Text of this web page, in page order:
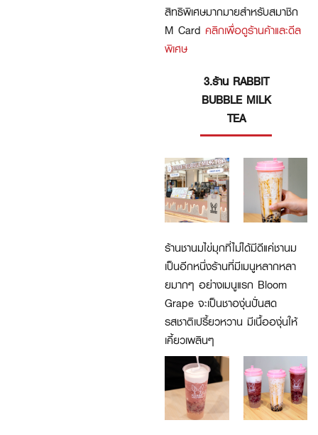
สิทธิพิเศษมากมายสำหรับสมาชิก
M Card คลิกเพื่อดูร้านค้าและดีล
พิเศษ
3.ร้าน RABBIT
BUBBLE MILK
TEA
ร้านชานมไข่มุกที่ไม่ได้มีดีแค่ชานม
เป็นอีกหนึ่งร้านที่มีเมนูหลากหลา
ยมากๆ อย่างเมนูแรก Bloom
Grape จะเป็นชาองุ่นปั่นสด
รสชาติเปรี้ยวหวาน มีเนื้อองุ่นให้
เคี้ยวเพลินๆ